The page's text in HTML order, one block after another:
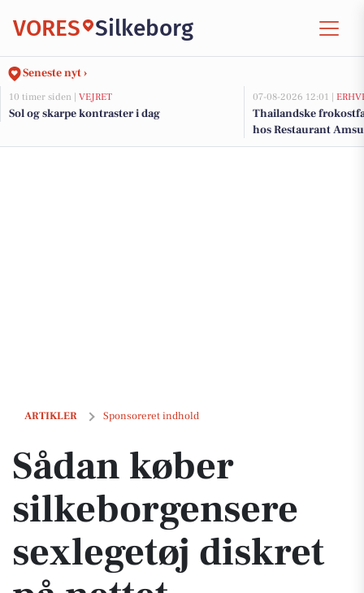
VORES Silkeborg
Seneste nyt ›
10 timer siden | VEJRET
Sol og skarpe kontraster i dag
07-08-2026 12:01 |
Thailandske
hos Restaurant
ARTIKLER Sponsoreret indhold
Sådan køber silkeborgensere sexlegetøj diskret på nettet
Sådan køber
silkeborgensere
sexlegetøj diskret